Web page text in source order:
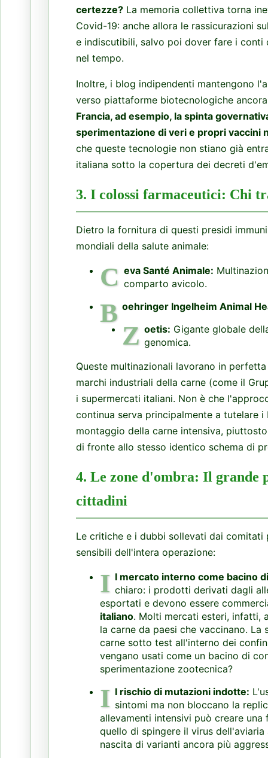
certezze?La memoria collettiva torna
Covid-19: anche allora le rassicurazioni
e indiscutibili, salvo poi dover fare i
nel tempo.
Inoltre, i blog indipendenti mantengono
verso piattaforme biotecnologiche
Francia, ad esempio, la spinta
sperimentazione di veri e propri vaccini
che queste tecnologie non stiano già
italiana sotto la copertura dei decreti
3. I colossi farmaceutici: Chi
Dietro la fornitura di questi presidi
mondiali della salute animale:
C eva Santé Animale:
comparto avicolo.
B oehringer Ingelheim Animal
Z oetis: Gigante globale
genomica.
Queste multinazionali lavorano in
marchi industriali della carne (come il
i supermercati italiani. Non è che
continua serva principalmente a tutelare
montaggio della carne intensiva,
di fronte allo stesso identico schema di
4. Le zone d'ombra: Il grande
cittadini
Le critiche e i dubbi sollevati dai
sensibili dell'intera operazione:
I l mercato interno come bacino
chiaro: i prodotti derivati dagli
esportati e devono essere
italiano. Molti mercati esteri, infatti,
la carne da paesi che vaccinano.
carne sotto test all'interno dei
vengano usati come un bacino di
sperimentazione zootecnica?
I l rischio di mutazioni indotte:
sintomi ma non bloccano la
allevamenti intensivi può creare
quello di spingere il virus
nascita di varianti ancora più